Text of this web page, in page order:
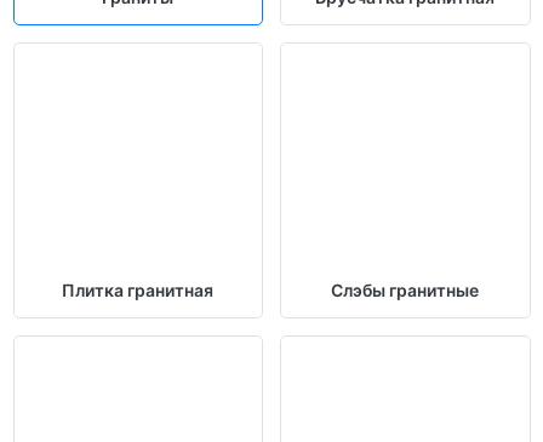
Плитка гранитная Слэбы гранитные